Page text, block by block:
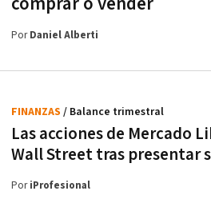
PorDaniel Alberti
Las acciones de Mercado
Wall Street tras presentar
FINANZAS / Balance trimestral
PoriProfesional